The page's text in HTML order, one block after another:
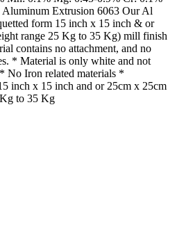
Extrusion 6063 Our Al
form 15 inch x 15 inch & or
range 25 Kg to 35 Kg) mill finish
contains no attachment, and no
* Material is only white and not
No Iron related materials *
inch x 15 inch and or 25cm x 25cm
to 35 Kg